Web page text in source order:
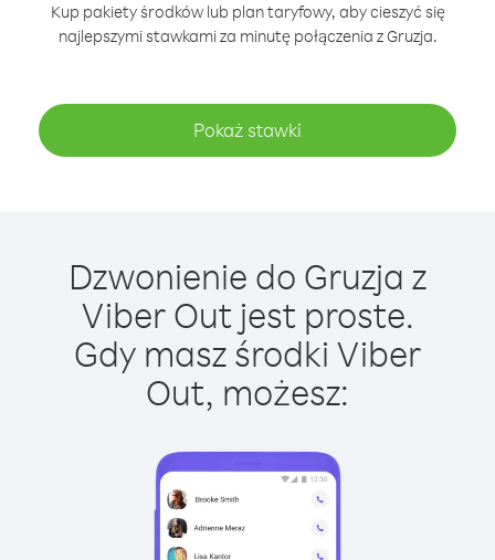
Kup pakiety środków lub plan taryfowy, aby cieszyć się
najlepszymi stawkami za minutę połączenia z Gruzja.
Pokaż stawki
Dzwonienie do Gruzja z
Viber Out jest proste.
Gdy masz środki Viber
Out, możesz: